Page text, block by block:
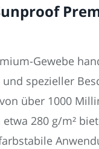
Gewebe
spezieller
über 1000
280 g/m²